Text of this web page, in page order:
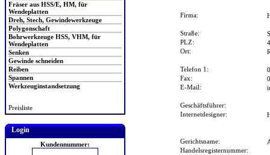
Fräser aus HSS/E, HM, für
Wendeplatten
Dreh, Stech, Gewindewerkzeuge
Polygonschaft
Bohrwerkzeuge HSS, VHM, für
Wendeplatten
Senken
Gewinde schneiden
Reiben
Spannen
Werkzeuginstandsetzung
Preisliste
Login
Kundennummer:
Firma:
Straße:
PLZ:
Ort:
Telefon 1:
Fax:
E-Mail:
Geschäftsführer:
Internetdesigner:
Gerichtsname:
Handelsregisternummer: